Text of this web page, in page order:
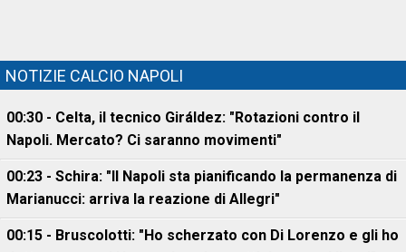
NOTIZIE CALCIO NAPOLI
00:30 - Celta, il tecnico Giráldez: "Rotazioni contro il
Napoli. Mercato? Ci saranno movimenti"
00:23 - Schira: "Il Napoli sta pianificando la permanenza di
Marianucci: arriva la reazione di Allegri"
00:15 - Bruscolotti: "Ho scherzato con Di Lorenzo e gli ho